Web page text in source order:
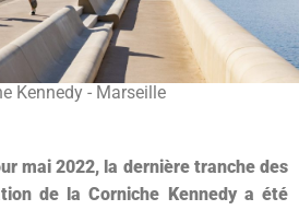
Kennedy - Marseille
mai 2022, la dernière tranche des
de la Corniche Kennedy a été